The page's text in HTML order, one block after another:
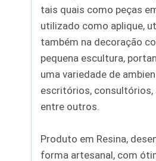
tais quais como peças
utilizado como aplique,
também na decoração
pequena escultura,
uma variedade de
escritórios, consultórios,
entre outros.
Produto em Resina,
forma artesanal, com